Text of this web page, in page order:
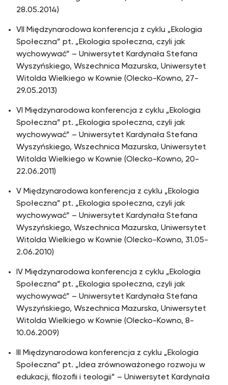
28.05.2014)
VII Międzynarodowa konferencja z cyklu „Ekologia
Społeczna” pt. „Ekologia społeczna, czyli jak
wychowywać” – Uniwersytet Kardynała Stefana
Wyszyńskiego, Wszechnica Mazurska, Uniwersytet
Witolda Wielkiego w Kownie (Olecko-Kowno, 27-
29.05.2013)
VI Międzynarodowa konferencja z cyklu „Ekologia
Społeczna” pt. „Ekologia społeczna, czyli jak
wychowywać” – Uniwersytet Kardynała Stefana
Wyszyńskiego, Wszechnica Mazurska, Uniwersytet
Witolda Wielkiego w Kownie (Olecko-Kowno, 20-
22.06.2011)
V Międzynarodowa konferencja z cyklu „Ekologia
Społeczna” pt. „Ekologia społeczna, czyli jak
wychowywać” – Uniwersytet Kardynała Stefana
Wyszyńskiego, Wszechnica Mazurska, Uniwersytet
Witolda Wielkiego w Kownie (Olecko-Kowno, 31.05-
2.06.2010)
IV Międzynarodowa konferencja z cyklu „Ekologia
Społeczna” pt. „Ekologia społeczna, czyli jak
wychowywać” – Uniwersytet Kardynała Stefana
Wyszyńskiego, Wszechnica Mazurska, Uniwersytet
Witolda Wielkiego w Kownie (Olecko-Kowno, 8-
10.06.2009)
III Międzynarodowa konferencja z cyklu „Ekologia
Społeczna” pt. „Idea zrównoważonego rozwoju w
edukacji, filozofii i teologii” – Uniwersytet Kardynała